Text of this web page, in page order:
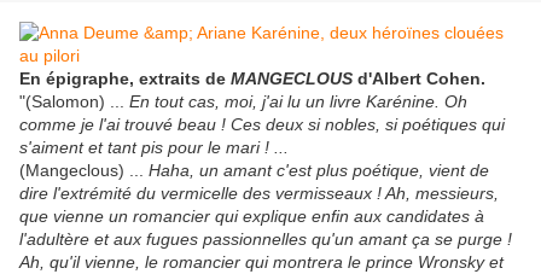
En épigraphe, extraits de MANGECLOUS d'Albert Cohen.
"(Salomon) ... En tout cas, moi, j'ai lu un livre Karénine. Oh
comme je l'ai trouvé beau ! Ces deux si nobles, si poétiques qui
s'aiment et tant pis pour le mari ! ...
(Mangeclous) ... Haha, un amant c'est plus poétique, vient de
dire l'extrémité du vermicelle des vermisseaux ! Ah, messieurs,
que vienne un romancier qui explique enfin aux candidates à
l'adultère et aux fugues passionnelles qu'un amant ça se purge !
Ah, qu'il vienne, le romancier qui montrera le prince Wronsky et